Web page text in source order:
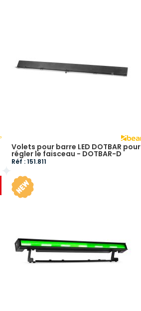
Volets pour barre LED DOTBAR pour
régler le faisceau - DOTBAR-D
Réf : 151.811